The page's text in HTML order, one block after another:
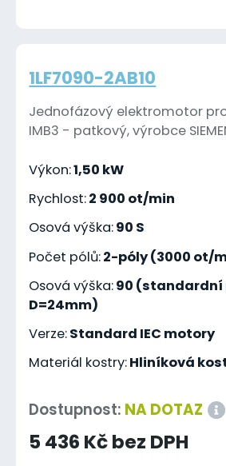
1LF7090-2AB10
Jednofázový elektromotor
IMB3 - patkový, výrobce
Výkon:1,50 kW
Rychlost:2 900 ot/min
Osová výška:90 S
Počet pólů:2-póly (3000 ot/
Osová výška:90 (standardní
D=24mm)
Verze:Standard IEC motory
Materiál kostry:Hliníková
Dostupnost: NA DOTAZ
5 436 Kč bez DPH